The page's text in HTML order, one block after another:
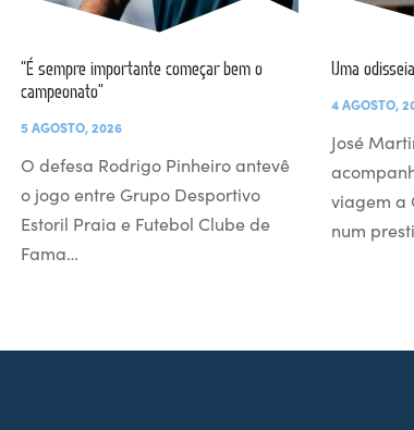
“É sempre importante começar bem o
campeonato”
5 AGOSTO, 2026
O defesa Rodrigo Pinheiro antevê
o jogo entre Grupo Desportivo
Estoril Praia e Futebol Clube de
Fama…
Uma
4 AGOSTO,
José
viagem a
num